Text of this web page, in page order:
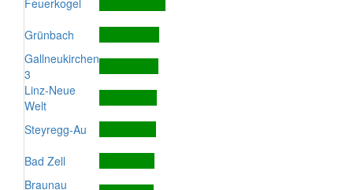
Feuerkogel
Grünbach
Gallneukirchen
3
Linz-Neue
Welt
Steyregg-Au
Bad Zell
Braunau